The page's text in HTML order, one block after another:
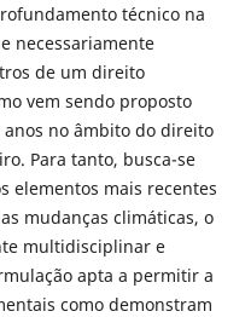
técnico na
necessariamente
de um direito
vem sendo proposto
no âmbito do direito
Para tanto, busca-se
elementos mais recentes
mudanças climáticas, o
multidisciplinar e
apta a permitir a
como demonstram